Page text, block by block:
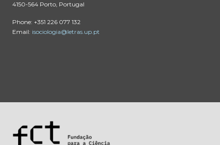
4150-564 Porto, Portugal
Phone: +351 226 077 132
Email: isociologia@letras.up.pt